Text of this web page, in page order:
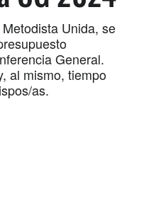
Unida, se
General.
al mismo, tiempo
as.